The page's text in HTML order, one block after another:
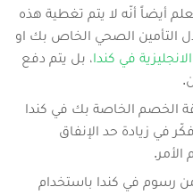
أيضاً أنّه لا يتم تغطية هذه
التأمين الصحي الخاص بك او
في كندا، بل يتم دفع
الخصم الخاصة بك في كندا
في زيادة حد الإنفاق
الأمر.
رسوم في كندا باستخدام